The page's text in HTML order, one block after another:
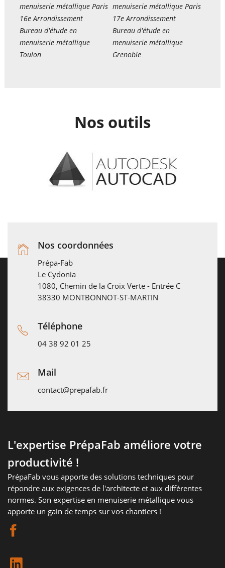
menuiserie métallique Paris
16e Arrondissement
menuiserie métallique Paris
17e Arrondissement
Bureau d'étude en
menuiserie métallique
Toulon
Bureau d'étude en
menuiserie métallique
Grenoble
Nos outils
Nos coordonnées
Prépa-Fab
Le Cydonia
1080, Chemin de la Croix Verte - Entrée C
38330 MONTBONNOT-ST-MARTIN
Téléphone
04 38 92 01 25
Mail
contact@prepafab.fr
L'expertise PrépaFab améliore votre
productivité !
PrépaFab vous apporte des solutions techniques pour
répondre aux exigences de l'architecte et aux différentes
normes. Son expertise en menuiserie métallique vous
apporte un gain de temps sur vos chantiers !